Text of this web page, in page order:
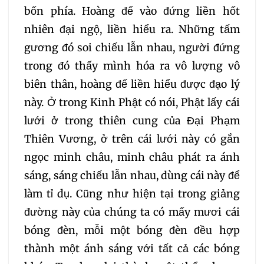
305 306
308 309 310
311 312 313 314
315 316 317 318
319 320 321
322 323 324
325 326 327
bốn phía. Hoàng đế vào đứng liền hốt
nhiên đại ngộ, liền hiểu ra. Những tấm
gương đó soi chiếu lẫn nhau, người đứng
trong đó thấy mình hóa ra vô lượng vô
biên thân, hoàng đế liền hiểu được đạo lý
này. Ở trong Kinh Phật có nói, Phật lấy cái
lưới ở trong thiên cung của Đại Phạm
Thiên Vương, ở trên cái lưới này có gắn
ngọc minh châu, minh châu phát ra ánh
sáng, sáng chiếu lẫn nhau, dùng cái này để
làm tỉ dụ. Cũng như hiện tại trong giảng
đường này của chúng ta có mấy mươi cái
bóng đèn, mỗi một bóng đèn đều hợp
thành một ánh sáng với tất cả các bóng